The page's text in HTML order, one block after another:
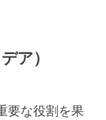
ア）
要な役割を果